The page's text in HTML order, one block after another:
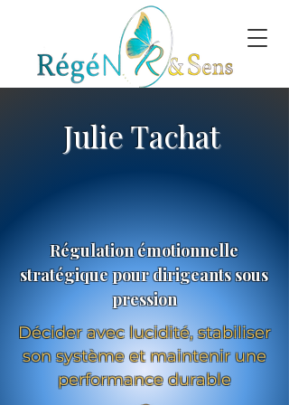
Julie Tachat
Régulation émotionnelle
stratégique pour dirigeants sous
pression
Décider avec lucidité, stabiliser
son système et maintenir une
performance durable